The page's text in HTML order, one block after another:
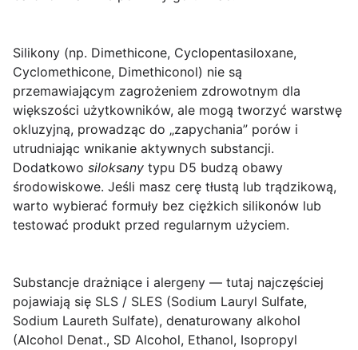
Silikony (np. Dimethicone, Cyclopentasiloxane,
Cyclomethicone, Dimethiconol) nie są
przemawiającym zagrożeniem zdrowotnym dla
większości użytkowników, ale mogą tworzyć warstwę
okluzyjną, prowadząc do „zapychania” porów i
utrudniając wnikanie aktywnych substancji.
Dodatkowo siloksany typu D5 budzą obawy
środowiskowe. Jeśli masz cerę tłustą lub trądzikową,
warto wybierać formuły bez ciężkich silikonów lub
testować produkt przed regularnym użyciem.
Substancje drażniące i alergeny — tutaj najczęściej
pojawiają się SLS / SLES (Sodium Lauryl Sulfate,
Sodium Laureth Sulfate), denaturowany alkohol
(Alcohol Denat., SD Alcohol, Ethanol, Isopropyl